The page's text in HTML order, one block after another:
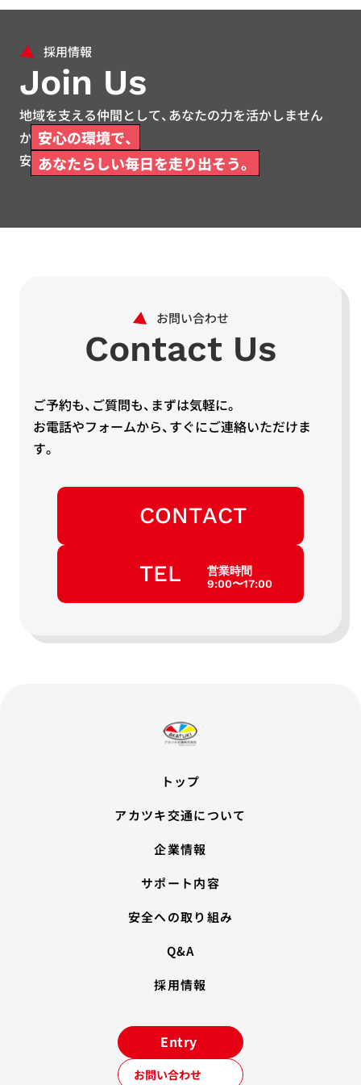
Join Us
地域を支える仲間として、あなたの力を活かしません
か。
安心して働ける環境をご用意しています。
安心の環境で、
あなたらしい毎日を走り出そう。
Contact Us
ご予約も、ご質問も、まずは気軽に。
お電話やフォームから、すぐにご連絡いただけま
す。
CONTACT
TEL
営業時間
9:00〜17:00
トップ
アカツキ交通について
企業情報
サポート内容
安全への取り組み
Q&A
採用情報
お問い合わせ
Entry